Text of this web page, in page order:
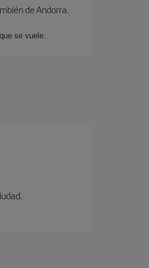
de Andorra.
se vuele.